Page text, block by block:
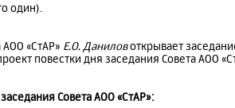
один).
АОО «СтАР» Е.О. Даниловоткрывает
повестки дня заседания Совета АОО
Совета АОО «СтАР»: